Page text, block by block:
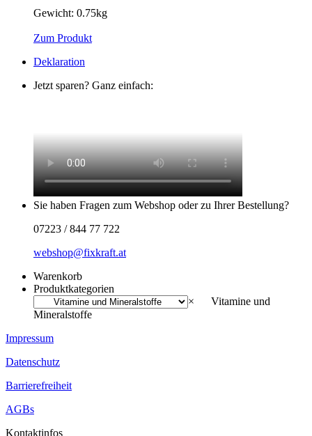
Gewicht: 0.75kg
Zum Produkt
Deklaration
Jetzt sparen? Ganz einfach:
Sie haben Fragen zum Webshop oder zu Ihrer Bestellung?
07223 / 844 77 722
webshop@fixkraft.at
Warenkorb
Produktkategorien
× Vitamine und
Mineralstoffe
Impressum
Datenschutz
Barrierefreiheit
AGBs
Kontaktinfos